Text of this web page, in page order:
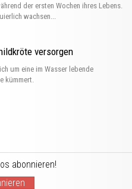
der ersten Wochen ihres Lebens.
wachsen...
versorgen
um eine im Wasser lebende
kümmert.
abonnieren!